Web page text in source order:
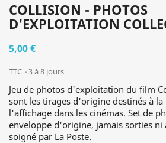
COLLISION - PHOTOS
D'EXPLOITATION
5,00 €
TTC 3 à 8 jours
Jeu de photos d'exploitation du film
sont les tirages d'origine destinés à
l'affichage dans les cinémas. Set de
enveloppe d'origine, jamais sorties ni
soigné par La Poste.